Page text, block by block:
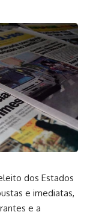
dos Estados
e imediatas,
e a